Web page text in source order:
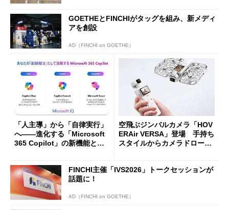
GOETHEとFINCHIがタッグを組み、新メディ
アを創設
AD（FINCHI on GOETHE）
「人主導」から「自律実行」
へ――進化する「Microsoft
365 Copilot」の新機能とエ
空飛ぶジンバルカメラ「HOV
ERAir VERSA」登場 手持ち
スタイルからカメラドローン
FINCHI主催「IVS2026」トークセッションが
話題に！
AD（FINCHI on GOETHE）